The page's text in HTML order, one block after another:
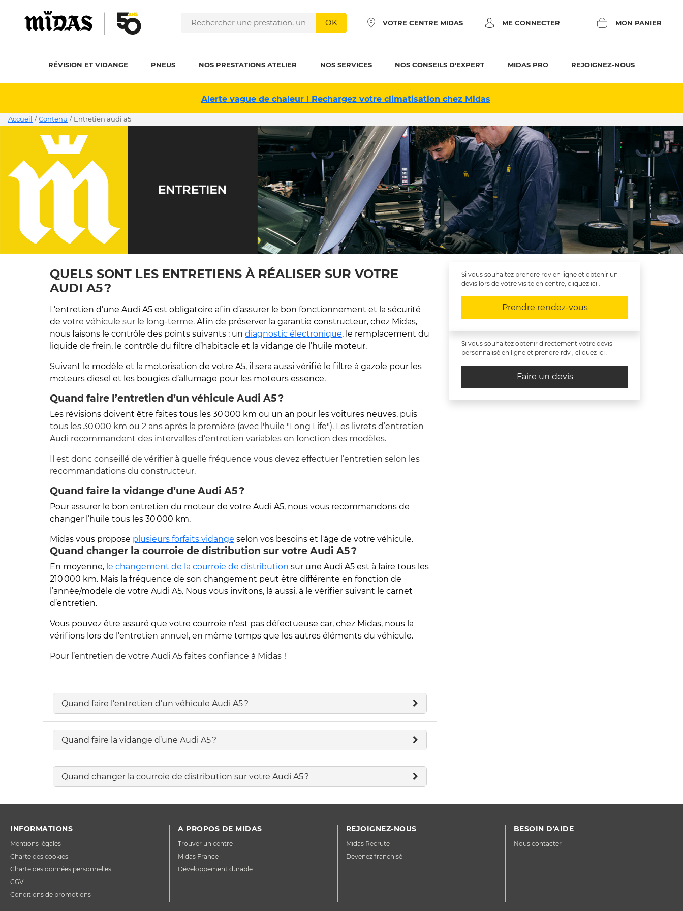
OK VOTRE CENTRE MIDAS ME CONNECTER MON PANIER
RÉVISION ET VIDANGE PNEUS NOS PRESTATIONS ATELIER NOS SERVICES NOS CONSEILS D'EXPERT MIDAS PRO REJOIGNEZ-NOUS
Alerte vague de chaleur ! Rechargez votre climatisation chez Midas
Accueil / Contenu / entretien audi a5
QUELS SONT LES ENTRETIENS À RÉALISER SUR VOTRE
AUDI A5 ?
L’entretien d’une Audi A5 est obligatoire afin d’assurer le bon fonctionnement et la sécurité
de votre véhicule sur le long-terme. Afin de préserver la garantie constructeur, chez Midas,
nous faisons le contrôle des points suivants : un diagnostic électronique, le remplacement du
liquide de frein, le contrôle du filtre d’habitacle et la vidange de l’huile moteur.
Suivant le modèle et la motorisation de votre A5, il sera aussi vérifié le filtre à gazole pour les
moteurs diesel et les bougies d’allumage pour les moteurs essence.
Quand faire l’entretien d’un véhicule Audi A5 ?
Les révisions doivent être faites tous les 30 000 km ou un an pour les voitures neuves, puis
tous les 30 000 km ou 2 ans après la première (avec l'huile "Long Life"). Les livrets d’entretien
Audi recommandent des intervalles d’entretien variables en fonction des modèles.
Il est donc conseillé de vérifier à quelle fréquence vous devez effectuer l’entretien selon les
recommandations du constructeur.
Quand faire la vidange d’une Audi A5 ?
Pour assurer le bon entretien du moteur de votre Audi A5, nous vous recommandons de
changer l’huile tous les 30 000 km.
Midas vous propose plusieurs forfaits vidange selon vos besoins et l'âge de votre véhicule.
Quand changer la courroie de distribution sur votre Audi A5 ?
En moyenne, le changement de la courroie de distribution sur une Audi A5 est à faire tous les
210 000 km. Mais la fréquence de son changement peut être différente en fonction de
l’année/modèle de votre Audi A5. Nous vous invitons, là aussi, à le vérifier suivant le carnet
d’entretien.
Vous pouvez être assuré que votre courroie n’est pas défectueuse car, chez Midas, nous la
vérifions lors de l’entretien annuel, en même temps que les autres éléments du véhicule.
Pour l’entretien de votre Audi A5 faites confiance à Midas !
Si vous souhaitez prendre rdv en ligne et obtenir un
devis lors de votre visite en centre, cliquez ici :
Prendre rendez-vous
Si vous souhaitez obtenir directement votre devis
personnalisé en ligne et prendre rdv , cliquez ici :
Faire un devis
Quand faire l’entretien d’un véhicule Audi A5 ?
Quand faire la vidange d’une Audi A5 ?
Quand changer la courroie de distribution sur votre Audi A5 ?
INFORMATIONS
Mentions légales
Charte des cookies
Charte des données personnelles
CGV
Conditions de promotions
A PROPOS DE MIDAS
Trouver un centre
Midas France
Développement durable
REJOIGNEZ-NOUS
Midas Recrute
Devenez franchisé
BESOIN D'AIDE
Nous contacter